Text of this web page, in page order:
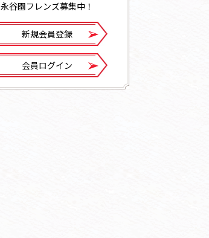
永谷園フレンズ募集中！
新規会員登録
会員ログイン